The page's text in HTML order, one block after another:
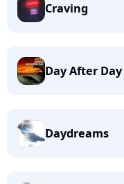
Craving
Day After Day
Daydreams